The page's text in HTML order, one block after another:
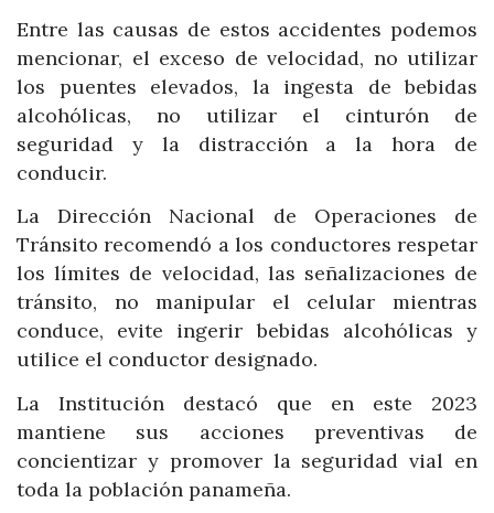
Entre las causas de estos accidentes podemos
mencionar, el exceso de velocidad, no utilizar
los puentes elevados, la ingesta de bebidas
alcohólicas, no utilizar el cinturón de
seguridad y la distracción a la hora de
conducir.
La Dirección Nacional de Operaciones de
Tránsito recomendó a los conductores respetar
los límites de velocidad, las señalizaciones de
tránsito, no manipular el celular mientras
conduce, evite ingerir bebidas alcohólicas y
utilice el conductor designado.
La Institución destacó que en este 2023
mantiene sus acciones preventivas de
concientizar y promover la seguridad vial en
toda la población panameña.